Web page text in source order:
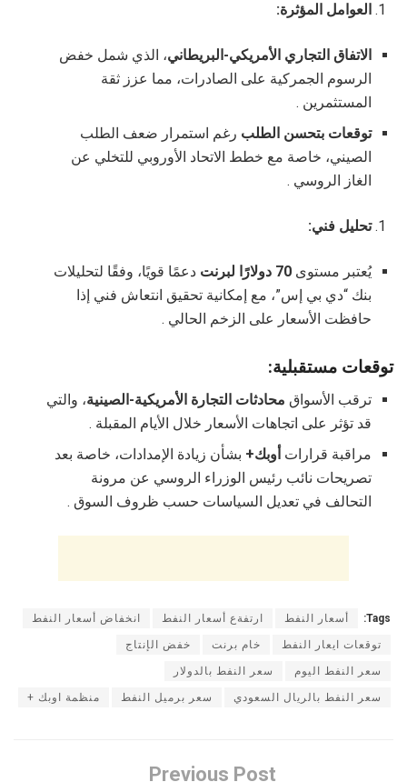
العوامل المؤثرة:
الاتفاق التجاري الأمريكي-البريطاني، الذي شمل خفض
الرسوم الجمركية على الصادرات، مما عزز ثقة
المستثمرين .
توقعات بتحسن الطلب رغم استمرار ضعف الطلب
الصيني، خاصة مع خطط الاتحاد الأوروبي للتخلي عن
الغاز الروسي .
تحليل فني:
يُعتبر مستوى 70 دولارًا لبرنت
دعمًا قويًا، وفقًا لتحليلات
بنك “دي بي إس”، مع إمكانية تحقيق انتعاش فني إذا
حافظت الأسعار على الزخم الحالي .
توقعات مستقبلية:
ترقب الأسواق محادثات التجارة الأمريكية-الصينية، والتي
قد تؤثر على اتجاهات الأسعار خلال الأيام المقبلة .
مراقبة قرارات أوبك+ بشأن زيادة الإمدادات، خاصة بعد
تصريحات نائب رئيس الوزراء الروسي عن مرونة
التحالف في تعديل السياسات حسب ظروف السوق .
Tags: أسعار النفط ارتفةع أسعار النفط انخفاض أسعار النفط
توقعات ايعار النفط خام برنت خفض الإنتاج
سعر النفط اليوم سعر النفط بالدولار
سعر النفط بالريال السعودي سعر برميل النفط منظمة اوبك +
Previous Post